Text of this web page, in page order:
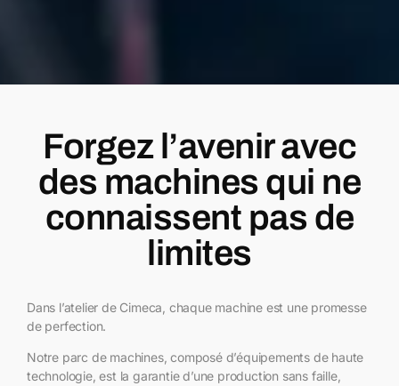
Forgez l’avenir avec
des machines qui ne
connaissent pas de
limites
Dans l’atelier de Cimeca, chaque machine est une promesse
de perfection.
Notre parc de machines, composé d’équipements de haute
technologie, est la garantie d’une production sans faille,